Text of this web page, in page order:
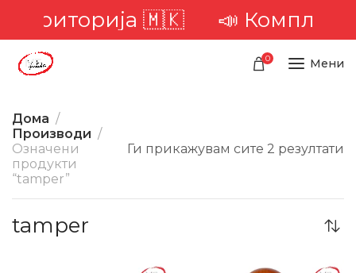
територија 🇲🇰 📣
0 Мени
Дома
Производи
Означени
продукти
“tamper”
Ги прикажувам сите 2 резултати
tamper